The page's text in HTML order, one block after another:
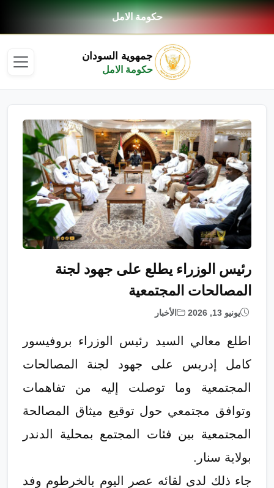
حكومة الامل
جمهوية السودان
حكومة الامل
رئيس الوزراء يطلع على جهود لجنة
المصالحات المجتمعية
يونيو 13, 2026 الأخبار
اطلع معالي السيد رئيس الوزراء بروفيسور
كامل إدريس على جهود لجنة المصالحات
المجتمعية وما توصلت إليه من تفاهمات
وتوافق مجتمعي حول توقيع ميثاق المصالحة
المجتمعية بين فئات المجتمع بمحلية الدندر
بولاية سنار.
جاء ذلك لدى لقائه عصر اليوم بالخرطوم وفد